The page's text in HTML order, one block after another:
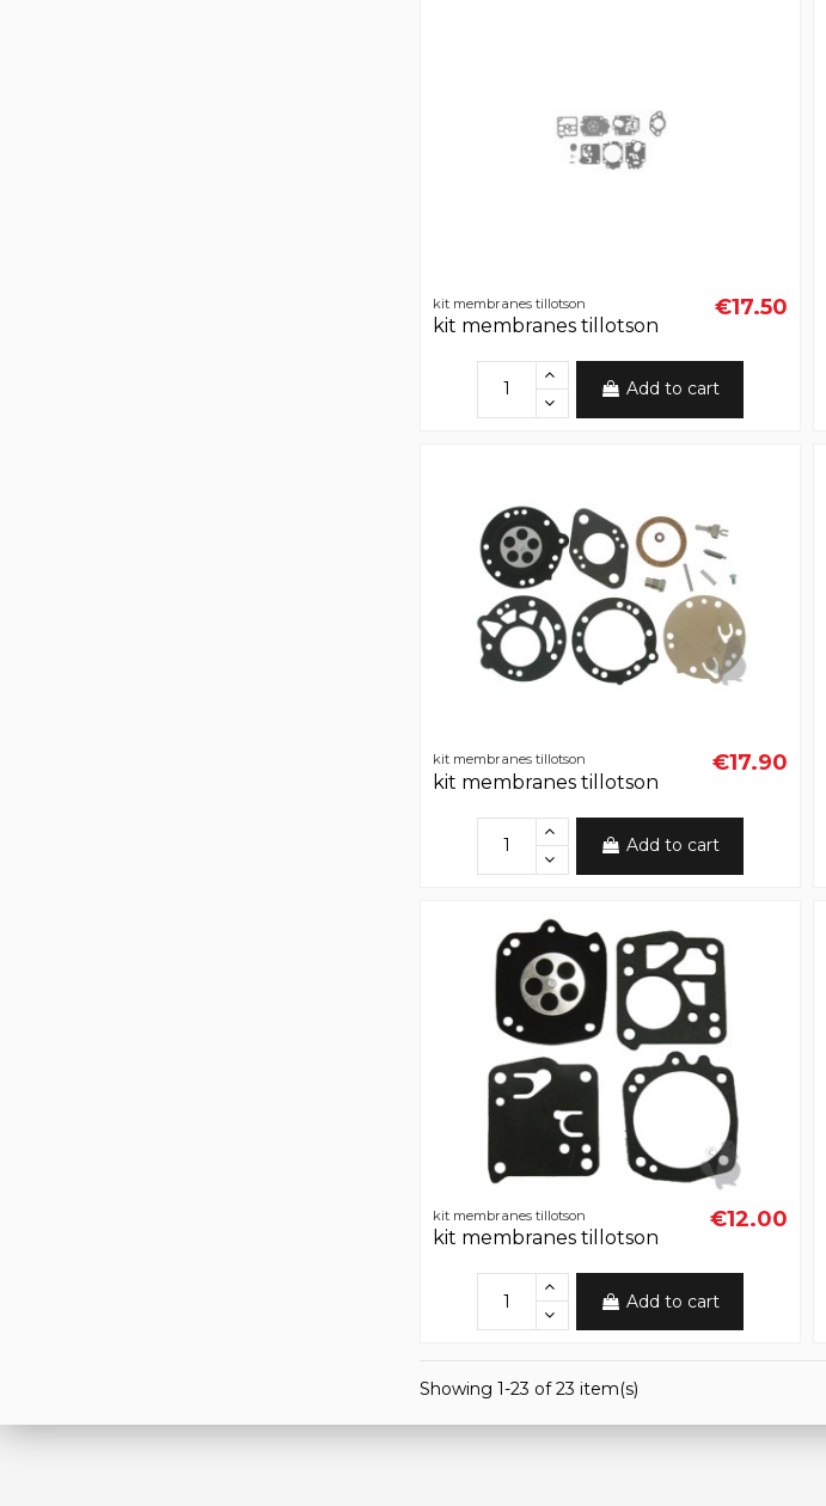
kit membranes tillotson
kit membranes tillotson
€17.50
Add to cart
kit membranes tillotson
kit membranes tillotson
€17.90
Add to cart
kit membranes tillotson
kit membranes tillotson
€12.00
Add to cart
Showing 1-23 of 23 item(s)